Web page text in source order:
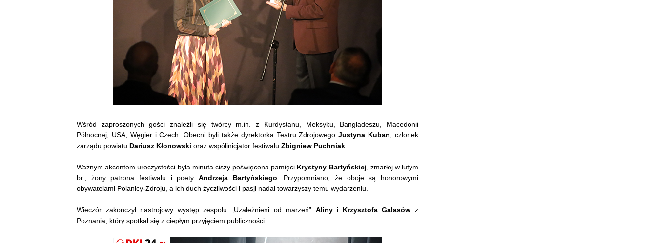
Wśród zaproszonych gości znaleźli się twórcy m.in. z Kurdystanu, Meksyku, Bangladeszu, Macedonii
Północnej, USA, Węgier i Czech. Obecni byli także dyrektorka Teatru ZdrojowegoJustyna Kuban , członek
zarządu powiatu Dariusz Kłonowski oraz współinicjator festiwalu Zbigniew Puchniak
Ważnym akcentem uroczystości była minuta ciszy poświęcona pamięci Krystyny Bartyńskiej , zmarłej w lutym
br., żony patrona festiwalu i poety Andrzeja Bartyńskiego . Przypomniano, że oboje są honorowymi
obywatelami Polanicy-Zdroju, a ich duch życzliwości i pasji nadal towarzyszy temu wydarzeniu.
Wieczór zakończył nastrojowy występ zespołu „Uzależnieni od marzeń” Alinyi Krzysztofa Galasów z
Poznania, który spotkał się z ciepłym przyjęciem publiczności.